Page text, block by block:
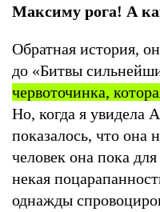
Максиму рога! А
Обратная история,
до «Битвы
червоточинка,
Но, когда я увидела
показалось, что она
человек она пока
некая
однажды